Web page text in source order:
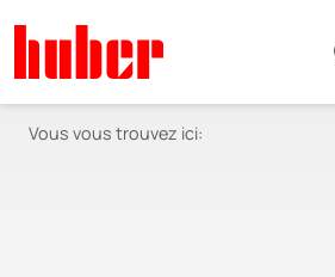
Vous vous trouvez ici: